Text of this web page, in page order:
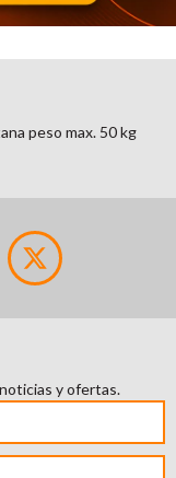
peso max. 50 kg
y ofertas.